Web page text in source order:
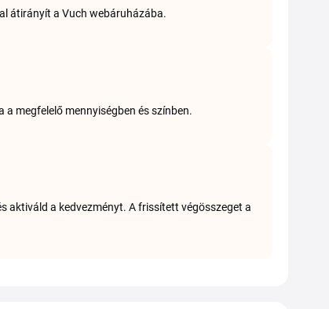
átirányít a Vuch webáruházába.
megfelelő mennyiségben és színben.
aktiváld a kedvezményt. A frissített végösszeget a